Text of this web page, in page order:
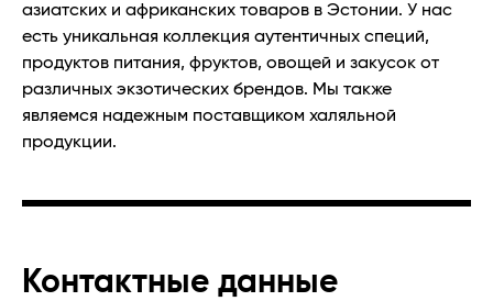
азиатских и африканских товаров в Эстонии. У нас
есть уникальная коллекция аутентичных специй,
продуктов питания, фруктов, овощей и закусок от
различных экзотических брендов. Мы также
являемся надежным поставщиком халяльной
продукции.
Контактные данные